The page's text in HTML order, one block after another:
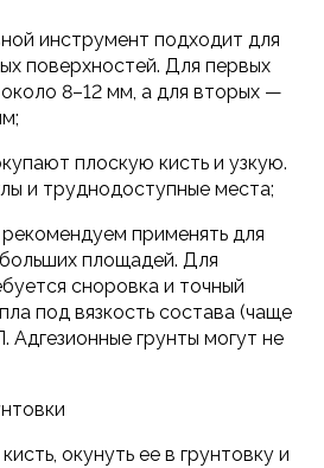
инструмент подходит для
поверхностей. Для первых
8–12 мм, а для вторых —
плоскую кисть и узкую.
и труднодоступные места;
применять для
площадей. Для
сноровка и точный
под вязкость состава (чаще
Адгезионные грунты могут не
окунуть ее в грунтовку и